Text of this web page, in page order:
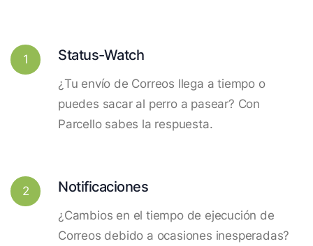
1 Status-Watch
¿Tu envío de Correos llega a tiempo o
puedes sacar al perro a pasear? Con
Parcello sabes la respuesta.
2 Notificaciones
¿Cambios en el tiempo de ejecución de
Correos debido a ocasiones inesperadas?